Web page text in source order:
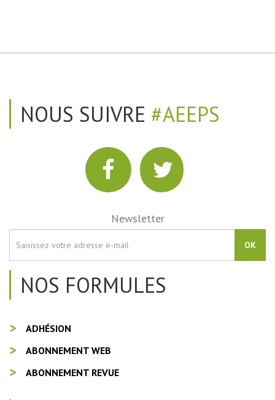
NOUS SUIVRE #AEEPS
Newsletter
OK
NOS FORMULES
ADHÉSION
ABONNEMENT WEB
ABONNEMENT REVUE